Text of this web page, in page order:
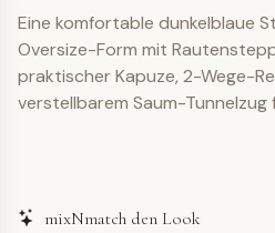
Eine komfortable dunkelblaue
Oversize-Form mit
praktischer Kapuze, 2-Wege-
verstellbarem Saum-Tunnelzug
mixNmatch den Look